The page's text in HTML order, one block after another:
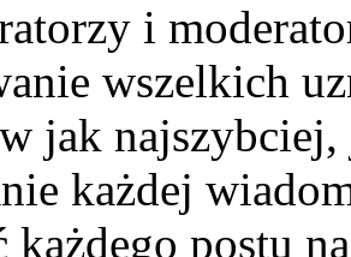
i
wszelkich
jak
każdej
każdego postu